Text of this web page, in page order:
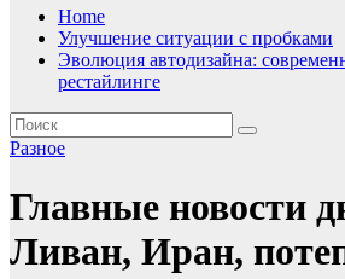
Home
Улучшение ситуации с пробками
Эволюция автодизайна:
рестайлинге
Разное
Главные новости
Ливан, Иран,